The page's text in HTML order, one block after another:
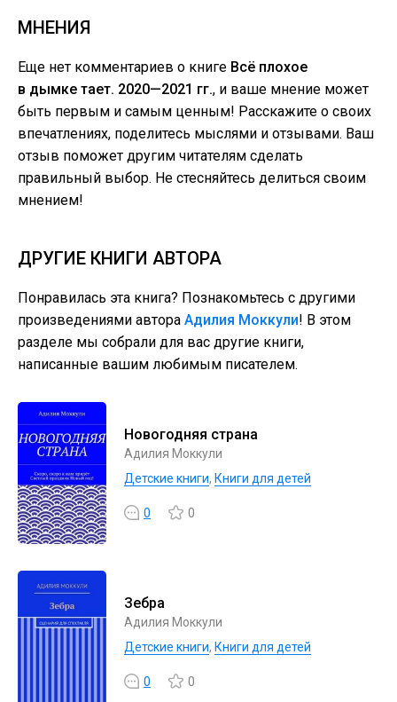
МНЕНИЯ
Еще нет комментариев о книге Всё плохое
в дымке тает. 2020—2021 гг., и ваше мнение может
быть первым и самым ценным! Расскажите о своих
впечатлениях, поделитесь мыслями и отзывами. Ваш
отзыв поможет другим читателям сделать
правильный выбор. Не стесняйтесь делиться своим
мнением!
ДРУГИЕ КНИГИ АВТОРА
Понравилась эта книга? Познакомьтесь с другими
произведениями автора Адилия Моккули! В этом
разделе мы собрали для вас другие книги,
написанные вашим любимым писателем.
Новогодняя страна
Адилия Моккули
Детские книги, Книги для детей
0 0
Зебра
Адилия Моккули
Детские книги, Книги для детей
0 0